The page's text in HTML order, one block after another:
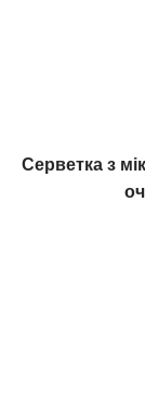
Серветка з